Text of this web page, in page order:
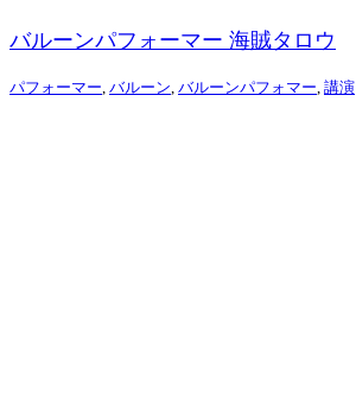
バルーンパフォーマー 海賊タロウ
パフォーマー, バルーン, バルーンパフォマー, 講演